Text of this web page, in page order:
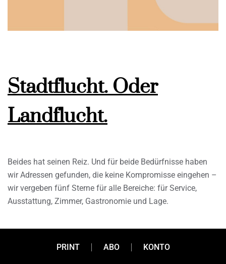
Stadtflucht. Oder
Landflucht.
Beides hat seinen Reiz. Und für beide Bedürfnisse haben
wir Adressen gefunden, die keine Kompromisse eingehen –
wir vergeben fünf Sterne für alle Bereiche: für Service,
Ausstattung, Zimmer, Gastronomie und Lage.
PRINT ABO KONTO